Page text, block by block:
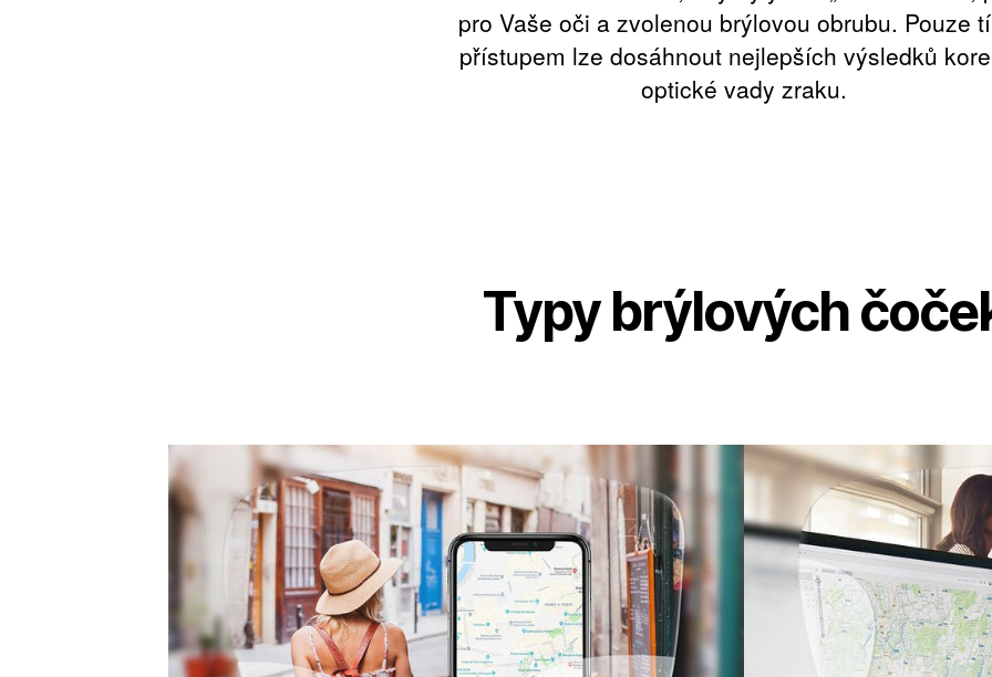
pro Vaše oči a zvolenou brýlovou obrubu. Pouze
přístupem lze dosáhnout nejlepších výsledků
optické vady zraku.
Typy brýlových